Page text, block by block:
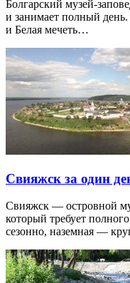
Болгарский музей-
и занимает полный день.
и Белая мечеть…
Свияжск за один
Свияжск — островной
который требует
сезонно, наземная —